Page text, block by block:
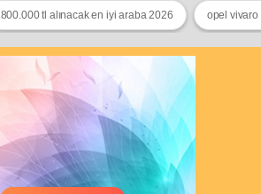
800.000 tl alınacak en iyi araba 2026 opel vivaro